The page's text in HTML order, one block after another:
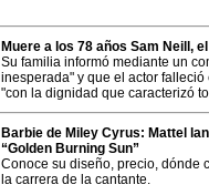
Muere a los 78 años Sam Neill,
Su familia informó mediante un
inesperada" y que el actor
"con la dignidad que caracterizó
Barbie de Miley Cyrus: Mattel
“Golden Burning Sun”
Conoce su diseño, precio, dónde
la carrera de la cantante.